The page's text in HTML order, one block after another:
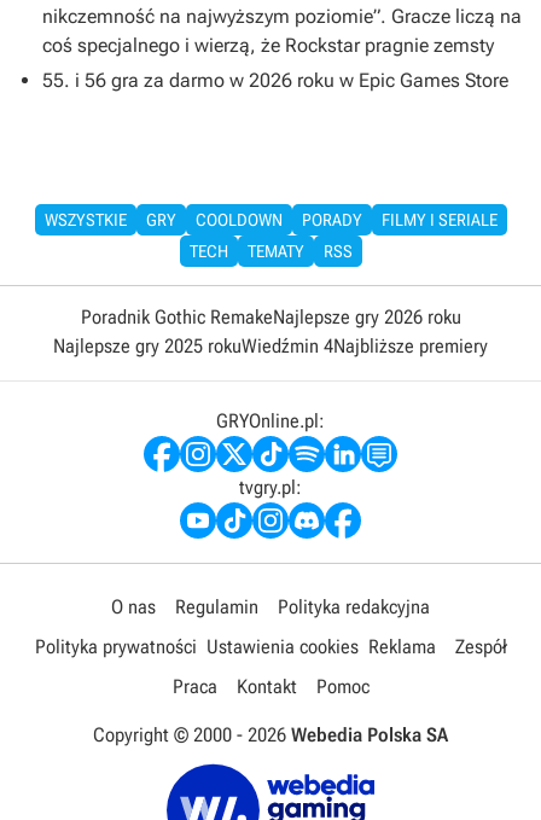
nikczemność na najwyższym poziomie”. Gracze liczą na
coś specjalnego i wierzą, że Rockstar pragnie zemsty
55. i 56 gra za darmo w 2026 roku w Epic Games Store
WSZYSTKIE GRY COOLDOWN PORADY
FILMY I SERIALE
TECH
TEMATY RSS
Poradnik Gothic RemakeNajlepsze gry 2026 roku
Najlepsze gry 2025 rokuWiedźmin 4Najbliższe premiery
GRYOnline.pl:
tvgry.pl:
O nas Regulamin
Polityka redakcyjna
Polityka prywatności Ustawienia cookies Reklama
Zespół
Praca
Kontakt Pomoc
Copyright © 2000 - 2026 Webedia Polska SA